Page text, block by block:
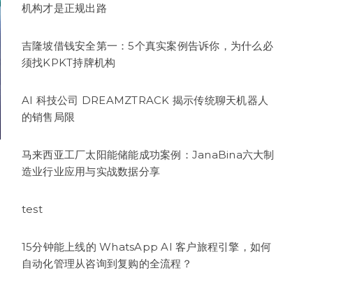
机构才是正规出路
吉隆坡借钱安全第一：5个真实案例告诉你，为什么必
须找KPKT持牌机构
AI 科技公司 DREAMZTRACK 揭示传统聊天机器人
的销售局限
马来西亚工厂太阳能储能成功案例：JanaBina六大制
造业行业应用与实战数据分享
test
15分钟能上线的 WhatsApp AI 客户旅程引擎，如何
自动化管理从咨询到复购的全流程？